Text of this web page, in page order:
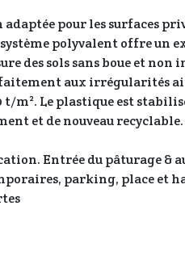
adaptée pour les surfaces
polyvalent offre
des sols sans boue et non
aux irrégularités
t/m². Le plastique est
et de nouveau recyclable.
Entrée du pâturage &
parking, place et